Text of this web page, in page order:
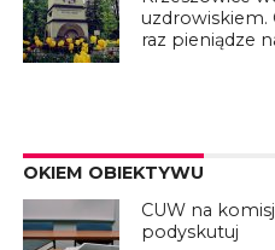
uzdrowiskiem.
raz pieniądze
OKIEM OBIEKTYWU
CUW na
podyskutuj